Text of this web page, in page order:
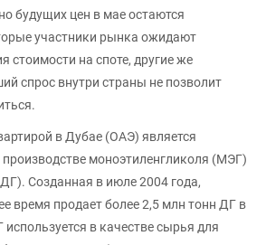
будущих цен в мае остаются
участники рынка ожидают
стоимости на споте, другие же
спрос внутри страны не позволит
в Дубае (ОАЭ) является
моноэтиленгликоля (МЭГ)
Созданная в июле 2004 года,
время продает более 2,5 млн тонн ДГ в
в качестве сырья для